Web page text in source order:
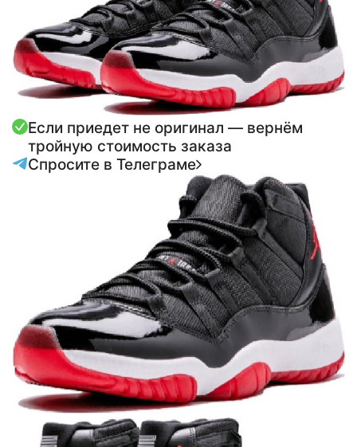
Если приедет не оригинал — вернём
тройную стоимость заказа
Спросите в Телеграме